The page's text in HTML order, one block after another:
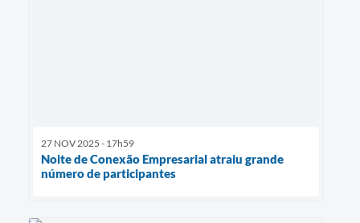
27 NOV 2025 - 17h59
Noite de Conexão Empresarial atraiu grande
número de participantes